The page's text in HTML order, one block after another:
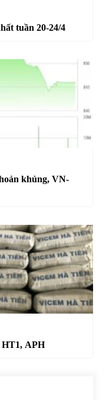
tuần 20-24/4
khủng, VN-
HT1, APH